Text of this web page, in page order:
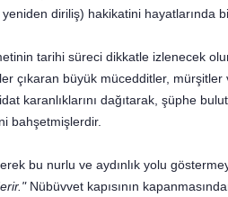
diriliş) hakikatini hayatlarında
tarihi süreci dikkatle izlenecek
çıkaran büyük mücedditler,
ka­ranlıklarını dağıtarak, şüphe
bahşetmişlerdir.
bu nurlu ve aydınlık yolu
Nübüvvet kapısının